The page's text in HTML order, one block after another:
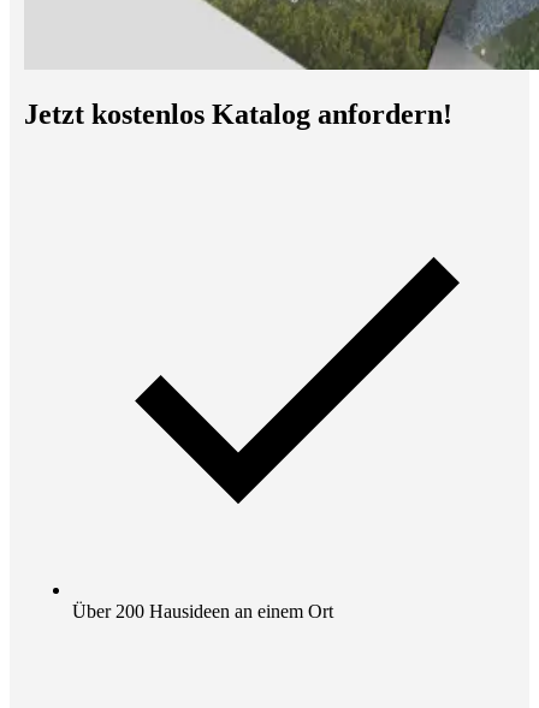
Jetzt kostenlos Katalog anfordern!
Über 200 Hausideen an einem Ort